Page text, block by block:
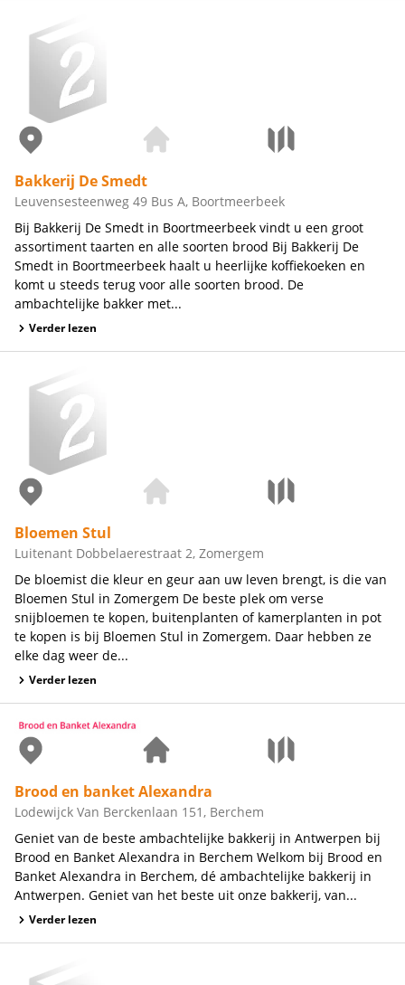
Bakkerij De Smedt
Leuvensesteenweg 49 Bus A, Boortmeerbeek
Bij Bakkerij De Smedt in Boortmeerbeek vindt u een groot
assortiment taarten en alle soorten brood Bij Bakkerij De
Smedt in Boortmeerbeek haalt u heerlijke koffiekoeken en
komt u steeds terug voor alle soorten brood. De
ambachtelijke bakker met...
Verder lezen
Bloemen Stul
Luitenant Dobbelaerestraat 2, Zomergem
De bloemist die kleur en geur aan uw leven brengt, is die van
Bloemen Stul in Zomergem De beste plek om verse
snijbloemen te kopen, buitenplanten of kamerplanten in pot
te kopen is bij Bloemen Stul in Zomergem. Daar hebben ze
elke dag weer de...
Verder lezen
Brood en banket Alexandra
Lodewijck Van Berckenlaan 151, Berchem
Geniet van de beste ambachtelijke bakkerij in Antwerpen bij
Brood en Banket Alexandra in Berchem Welkom bij Brood en
Banket Alexandra in Berchem, dé ambachtelijke bakkerij in
Antwerpen. Geniet van het beste uit onze bakkerij, van...
Verder lezen